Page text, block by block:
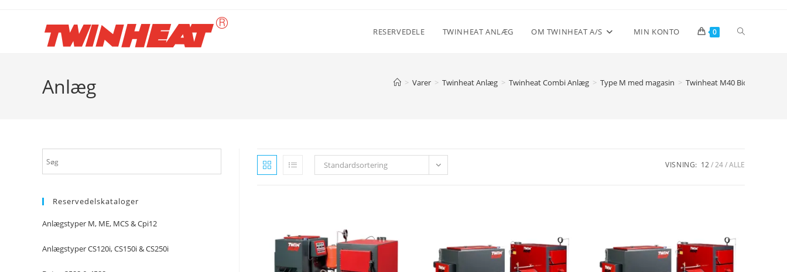
RESERVEDELE TWINHEAT ANLÆG OM TWINHEAT A/S MIN KONTO 0 Toggle
Anlæg > Varer > Twinheat Anlæg > Twinheat Combi Anlæg > Type M med magasin > Twinheat M40
Standardsortering VISNING: 12 24 ALLE
Reservedelskataloger
Anlægstyper M, ME, MCS & Cpi12
Anlægstyper CS120i, CS150i & CS250i